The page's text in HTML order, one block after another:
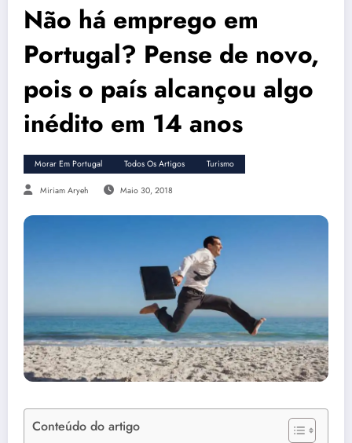
Não há emprego em
Portugal? Pense de novo,
pois o país alcançou algo
inédito em 14 anos
Morar Em Portugal Todos Os Artigos Turismo
Miriam Aryeh Maio 30, 2018
Conteúdo do artigo